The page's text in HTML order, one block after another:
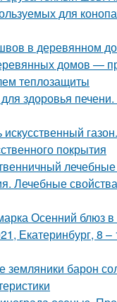
для
в деревянном
домов —
теплозащиты
здоровья
искусственный
покрытия
Лечебные
Осенний блюз в
Екатеринбург, 8 –
барон